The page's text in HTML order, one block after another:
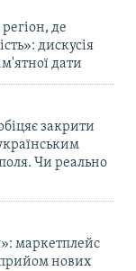
де
дискусія
дати
закрити
Чи реально
маркетплейс
нових